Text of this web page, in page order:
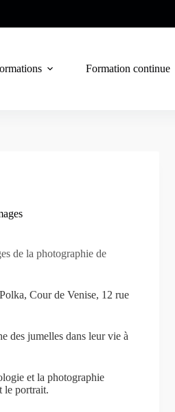
Formation continue
de la photographie de
Cour de Venise, 12 rue
des jumelles dans leur vie à
et la photographie
le portrait.